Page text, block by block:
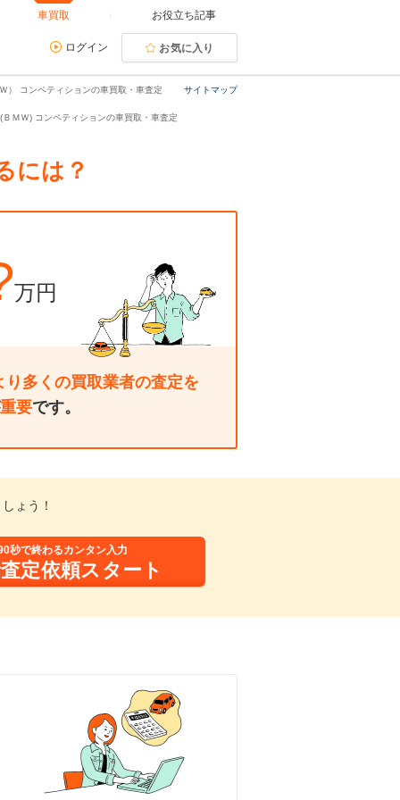
車買取 お役立ち記事
ログイン お気に入り
サイトマップ
） コンペティションの車買取・車査定
ＢＭＷ) コンペティションの車買取・車査定
には？
万円
り多くの買取業者の査定を
重要です。
ょう！
秒で終わるカンタン入力
定依頼スタート